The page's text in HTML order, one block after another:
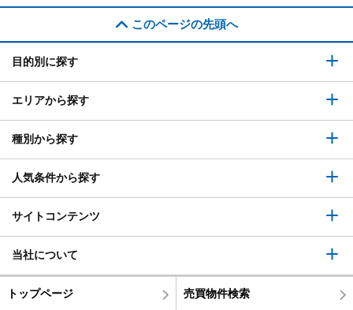
このページの先頭へ
目的別に探す
エリアから探す
種別から探す
人気条件から探す
サイトコンテンツ
当社について
トップページ 売買物件検索